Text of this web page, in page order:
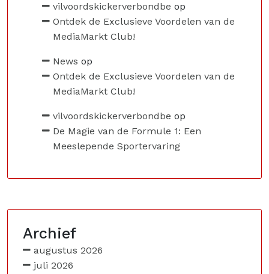
vilvoordskickerverbondbe op
Ontdek de Exclusieve Voordelen van de
MediaMarkt Club!
News op
Ontdek de Exclusieve Voordelen van de
MediaMarkt Club!
vilvoordskickerverbondbe op
De Magie van de Formule 1: Een
Meeslepende Sportervaring
Archief
augustus 2026
juli 2026